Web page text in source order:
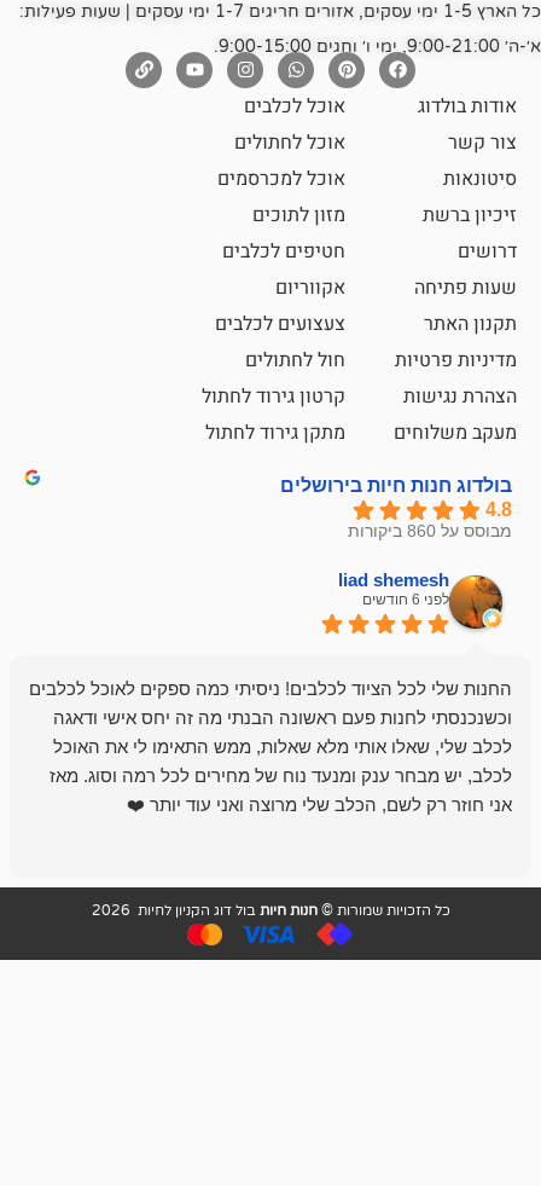
כל הארץ 1-5 ימי עסקים, אזורים חריגים 1-7 ימי עסקים | שעות פעילות:
אוכל לכלבים
אוכל לחתולים
אוכל למכרסמים
מזון לתוכים
חטיפים לכלבים
אקווריום
צעצועים לכלבים
חול לחתולים
קרטון גירוד לחתול
מתקן גירוד לחתול
בירושלים
liad
הציוד לכלבים! ניסיתי כמה ספקים לאוכל לכלבים
פעם ראשונה הבנתי מה זה יחס אישי ודאגה
אותי מלא שאלות, ממש התאימו לי את האוכל
ענק ומנעד נוח של מחירים לכל רמה וסוג. מאז
הכלב שלי מרוצה ואני עוד יותר ❤️
חנות
רון הבעלים -
לקנות תמיד
חנות חיותבול דוג הקניון לחיות 2026